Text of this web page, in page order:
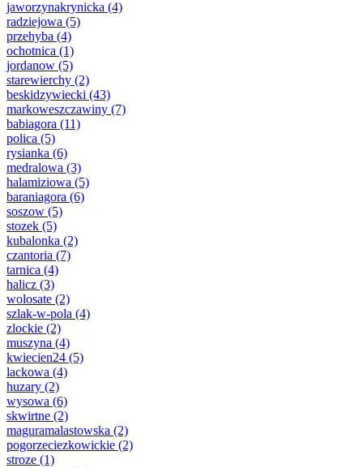
jaworzynakrynicka (4)
radziejowa (5)
przehyba (4)
ochotnica (1)
jordanow (5)
starewierchy (2)
beskidzywiecki (43)
markoweszczawiny (7)
babiagora (11)
polica (5)
rysianka (6)
medralowa (3)
halamiziowa (5)
baraniagora (6)
soszow (5)
stozek (5)
kubalonka (2)
czantoria (7)
tarnica (4)
halicz (3)
wolosate (2)
szlak-w-pola (4)
zlockie (2)
muszyna (4)
kwiecien24 (5)
lackowa (4)
huzary (2)
wysowa (6)
skwirtne (2)
maguramalastowska (2)
pogorzeciezkowickie (2)
stroze (1)